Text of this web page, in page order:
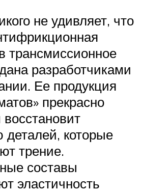
не удивляет, что
трансмиссионное
разработчиками
Ее продукция
прекрасно
деталей, которые
трение.
составы
эластичность